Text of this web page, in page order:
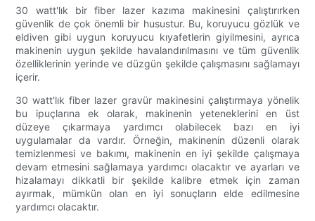
30 watt'lık bir fiber lazer kazıma makinesini çalıştırırken
güvenlik de çok önemli bir husustur. Bu, koruyucu gözlük ve
eldiven gibi uygun koruyucu kıyafetlerin giyilmesini, ayrıca
makinenin uygun şekilde havalandırılmasını ve tüm güvenlik
özelliklerinin yerinde ve düzgün şekilde çalışmasını sağlamayı
içerir.
30 watt'lık fiber lazer gravür makinesini çalıştırmaya yönelik
bu ipuçlarına ek olarak, makinenin yeteneklerini en üst
düzeye çıkarmaya yardımcı olabilecek bazı en iyi
uygulamalar da vardır. Örneğin, makinenin düzenli olarak
temizlenmesi ve bakımı, makinenin en iyi şekilde çalışmaya
devam etmesini sağlamaya yardımcı olacaktır ve ayarları ve
hizalamayı dikkatli bir şekilde kalibre etmek için zaman
ayırmak, mümkün olan en iyi sonuçların elde edilmesine
yardımcı olacaktır.